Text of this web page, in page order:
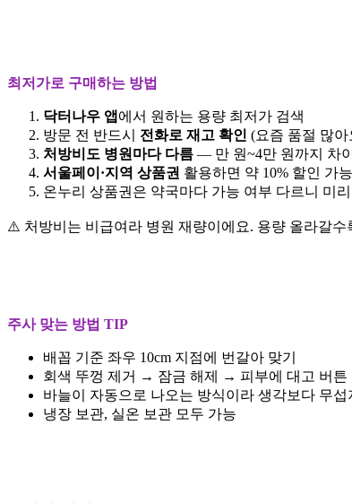
최저가로 구매하는 방법
닥터나우 앱 에서 원하는 용량 최저가 검색
방문 전 반드시 전화로 재고 확인 (요즘 품절 많아
처방비도 병원마다 다름 — 만 원~4만 원까지 차
서울페이·지역 상품권 활용하면 약 10% 할인 가능
온누리 상품권은 약국마다 가능 여부 다르니 미
⚠️ 처방비는 비급여라 병원 재량이에요. 용량 올라갈수
주사 맞는 방법 TIP
배꼽 기준 좌우 10cm 지점에 번갈아 맞기
회색 뚜껑 제거 → 잠금 해제 → 피부에 대고 버튼
바늘이 자동으로 나오는 방식이라 생각보다 무섭
냉장 보관, 실온 보관 모두 가능